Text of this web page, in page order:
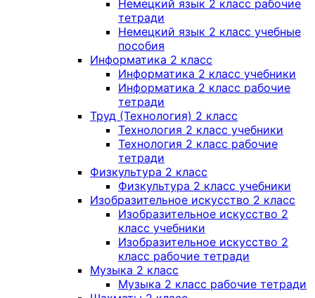
Немецкий язык 2 класс рабочие
тетради
Немецкий язык 2 класс учебные
пособия
Информатика 2 класс
Информатика 2 класс учебники
Информатика 2 класс рабочие
тетради
Труд (Технология) 2 класс
Технология 2 класс учебники
Технология 2 класс рабочие
тетради
Физкультура 2 класс
Физкультура 2 класс учебники
Изобразительное искусство 2 класс
Изобразительное искусство 2
класс учебники
Изобразительное искусство 2
класс рабочие тетради
Музыка 2 класс
Музыка 2 класс рабочие тетради